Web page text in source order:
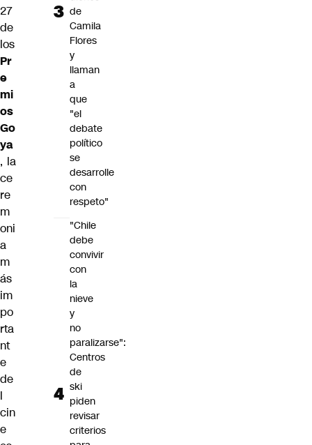
27
de
los
Pr
e
mi
os
Go
ya
, la
ce
re
m
oni
a
m
ás
im
po
rta
nt
e
de
l
cin
e
de
Camila
Flores
y
llaman
a
que
"el
debate
político
se
desarrolle
con
respeto"
"Chile
debe
convivir
con
la
nieve
y
no
paralizarse":
Centros
de
ski
piden
revisar
criterios